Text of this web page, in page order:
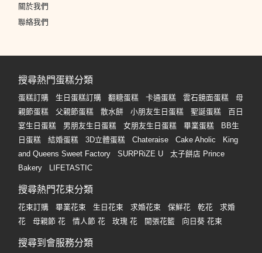
m
食
特
色
蛋
糕
花
束
花
藝
禮
a
r
朋
友
聚
會
慶
祝
生
日
拍
拖
企
動
攻
略
會
員
需
知
夾
時
關於我們
聯絡我們
搜尋熱門蛋糕分類
蛋糕訂購 生日蛋糕訂購 翻糖蛋糕 卡通蛋糕 雲石鏡面蛋糕
母
親節蛋糕
父親節蛋糕 散水餅 小朋友生日蛋糕 聖誕蛋糕
百日
宴生日蛋糕
男朋友生日蛋糕 女朋友生日蛋糕 畢業蛋糕
BB生
日蛋糕
結婚蛋糕 3D立體蛋糕 Chateraise Cake Aholic
King
and Queens Sweet Factory
SURPRiZE U
太子餅店 Prince
Bakery
LIFETASTIC
搜尋熱門花束分類
花束訂購 畢業花束 生日花束 求婚花束 保鮮花 乾花
求婚
花
母親節 花 情人節 花 玫瑰 花 開張花籃 向日葵 花束
搜尋到會服務分類